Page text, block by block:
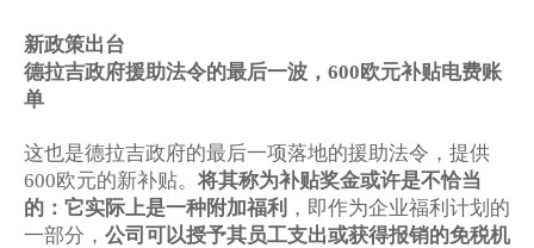
新政策出台
德拉吉政府援助法令的最后一波， 600欧元补贴电费账
单
这也是德拉吉政府的最后一项落地的援助法令，提供
600欧元的新补贴。 将其称为补贴奖金或许是不恰当
的：它实际上是一种附加福利 ，即作为企业福利计划的
一部分， 公司可以授予其员工支出或获得报销的免税机